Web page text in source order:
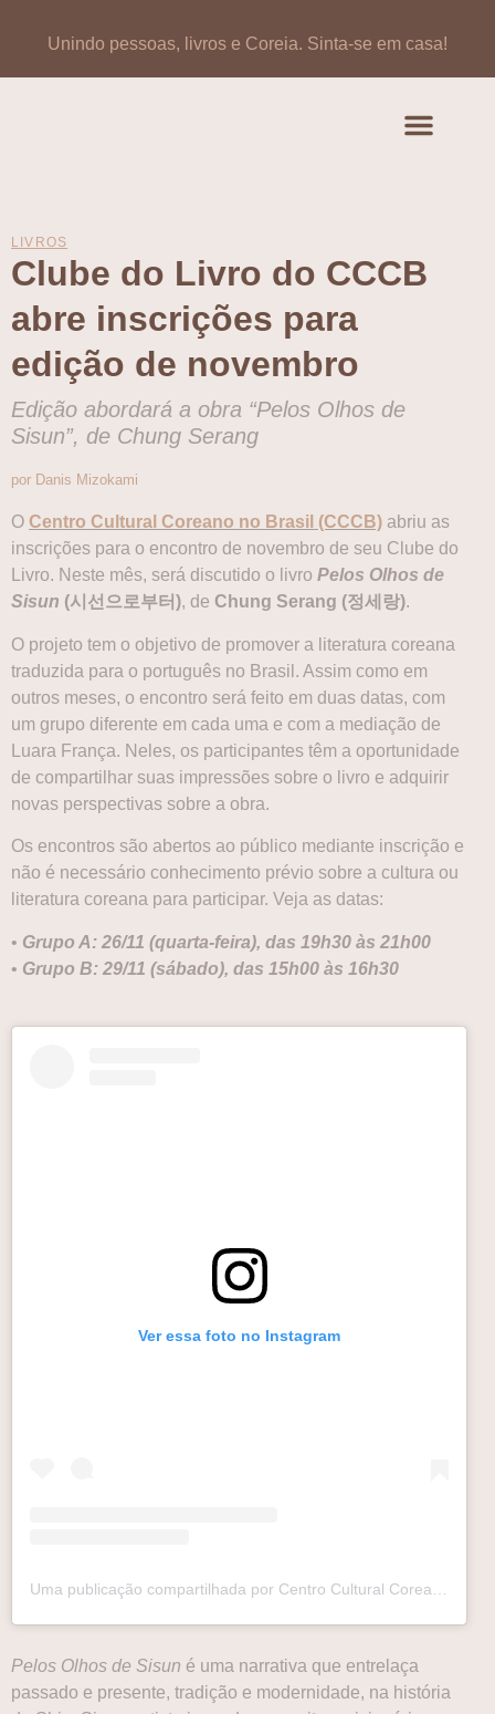
Unindo pessoas, livros e Coreia. Sinta-se em casa!
LIVROS
Clube do Livro do CCCB
abre inscrições para
edição de novembro
Edição abordará a obra “Pelos Olhos de
Sisun”, de Chung Serang
por Danis Mizokami
O Centro Cultural Coreano no Brasil (CCCB) abriu as
inscrições para o encontro de novembro de seu Clube do
Livro. Neste mês, será discutido o livro Pelos Olhos de
Sisun (시선으로부터), de Chung Serang (정세랑).
O projeto tem o objetivo de promover a literatura coreana
traduzida para o português no Brasil. Assim como em
outros meses, o encontro será feito em duas datas, com
um grupo diferente em cada uma e com a mediação de
Luara França. Neles, os participantes têm a oportunidade
de compartilhar suas impressões sobre o livro e adquirir
novas perspectivas sobre a obra.
Os encontros são abertos ao público mediante inscrição e
não é necessário conhecimento prévio sobre a cultura ou
literatura coreana para participar. Veja as datas:
• Grupo A: 26/11 (quarta-feira), das 19h30 às 21h00
• Grupo B: 29/11 (sábado), das 15h00 às 16h30
Ver essa foto no Instagram
Uma publicação compartilhada por Centro Cultural Coreano Brasil (@kccbrazil)
Pelos Olhos de Sisun é uma narrativa que entrelaça
passado e presente, tradição e modernidade, na história